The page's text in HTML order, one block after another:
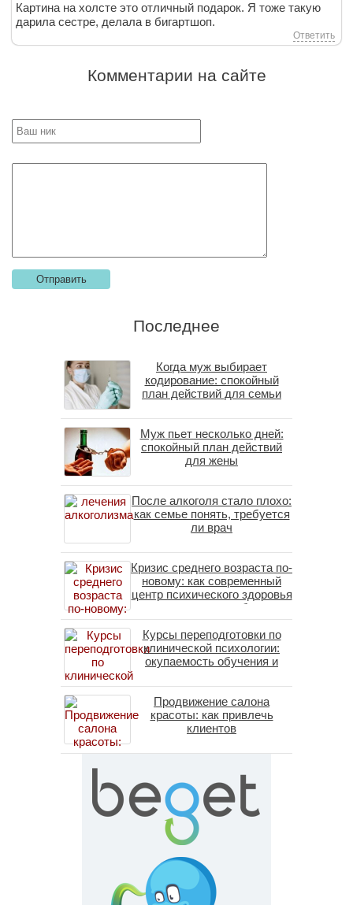
Картина на холсте это отличный подарок. Я тоже такую
дарила сестре, делала в бигартшоп.
Ответить
Комментарии на сайте
Последнее
Когда муж выбирает
кодирование: спокойный
план действий для семьи
Муж пьет несколько дней:
спокойный план действий
для жены
После алкоголя стало плохо:
как семье понять, требуется
ли врач
Кризис среднего возраста по-
новому: как современный
центр психического здоровья
помогает пересобрать
личность без таблеток
(методы ДПДГ и КПТ)
Курсы переподготовки по
клинической психологии:
окупаемость обучения и
специалистов в 2026 году
Продвижение салона
красоты: как привлечь
клиентов